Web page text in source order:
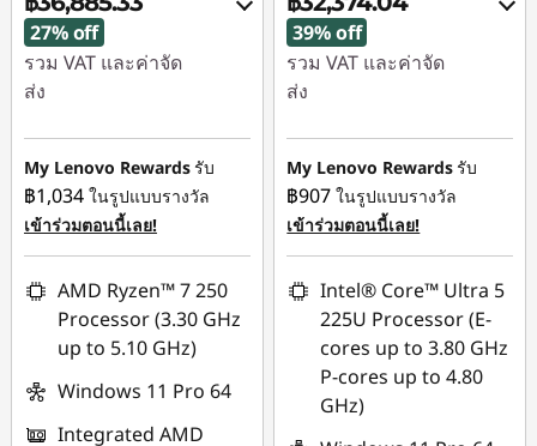
27% off
รวม VAT และค่าจัด
ส่ง
ประหยัดทันที :-
฿13,565.00
การประหยัด eCoupon
:-฿752.70
ใช้ eCoupon :
88SALETH
My Lenovo Rewardsรับ
฿1,034 ในรูปแบบรางวัล
เข้าร่วมตอนนี้เลย!
AMD Ryzen™ 7 250
Processor (3.30 GHz
up to 5.10 GHz)
Windows 11 Pro 64
Integrated AMD
39% off
รวม VAT และค่าจัด
ส่ง
ประหยัดทันที :-
฿14,457.00
หรือ
การประหยัด eCoupon
-฿21,029.00
*Savings cannot be
combined
ใช้ eCoupon :
THINKSPECIALTH
My Lenovo Rewardsรับ
฿907 ในรูปแบบรางวัล
เข้าร่วมตอนนี้เลย!
Intel® Core™ Ultra 5
225U Processor (E-
cores up to 3.80 GHz
P-cores up to 4.80
GHz)